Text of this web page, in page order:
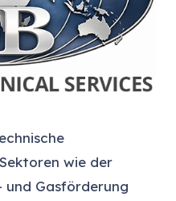
wie der
und Gasförderung